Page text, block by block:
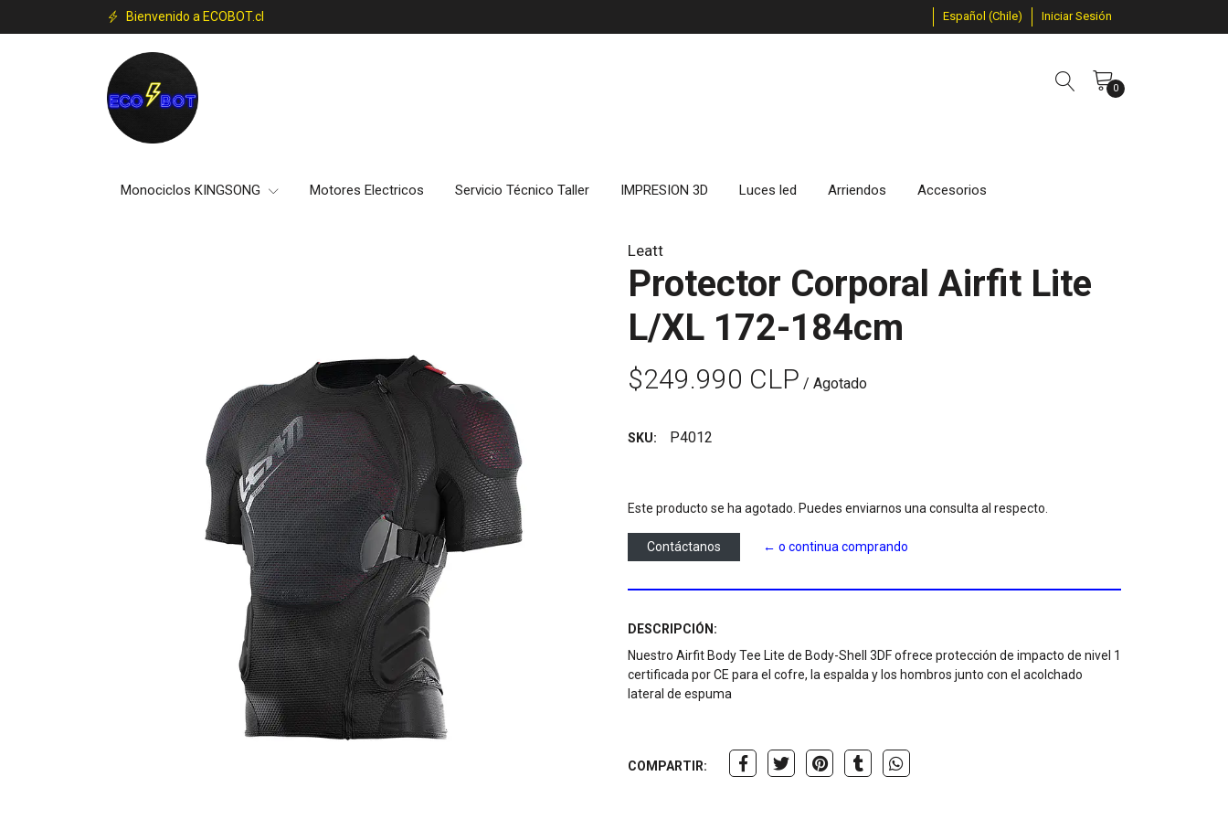
Bienvenido a ECOBOT.cl Español (Chile) Iniciar Sesión
0
Monociclos KINGSONG Motores Electricos Servicio Técnico Taller IMPRESION 3D Luces led Arriendos Accesorios
Leatt
Protector Corporal Airfit Lite
L/XL 172-184cm
$249.990 CLP / Agotado
SKU: P4012
Este producto se ha agotado. Puedes enviarnos una consulta al respecto.
Contáctanos ← o continua comprando
DESCRIPCIÓN:
Nuestro Airfit Body Tee Lite de Body-Shell 3DF ofrece protección de impacto de nivel 1
certificada por CE para el cofre, la espalda y los hombros junto con el acolchado
lateral de espuma
COMPARTIR: